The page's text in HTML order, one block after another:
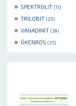
» SPEKTROLIT (11)
» TRILOBIT (25)
» VANADINIT (39)
» ÖKENROS (35)